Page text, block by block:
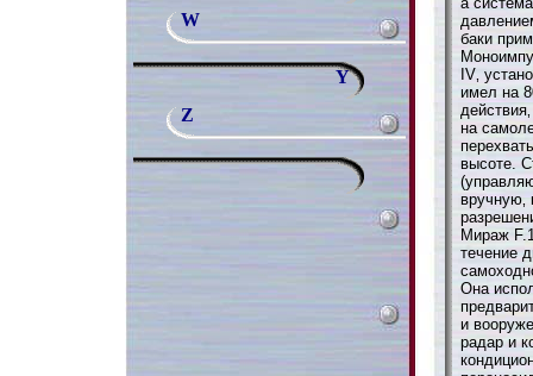
W
Y
Z
баки
IV‚
имел на
на
высоте.
вручную‚
Мираж
течение
Она
и
радар и